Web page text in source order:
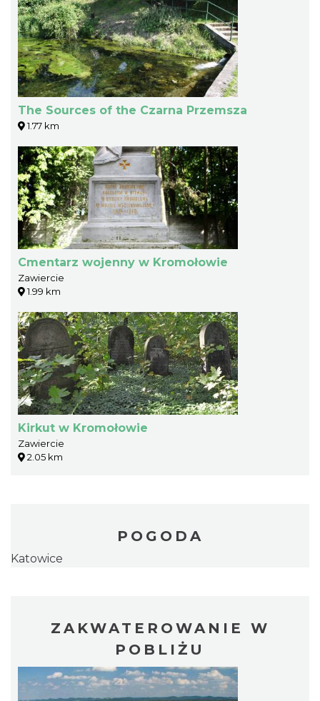
The Sources of the Czarna Przemsza
1.77 km
Cmentarz wojenny w Kromołowie
Zawiercie
1.99 km
Kirkut w Kromołowie
Zawiercie
2.05 km
POGODA
Katowice
ZAKWATEROWANIE W
POBLIŻU